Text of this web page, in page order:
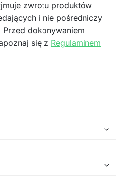
zwrotu produktów
i nie pośredniczy
dokonywaniem
się z Regulaminem